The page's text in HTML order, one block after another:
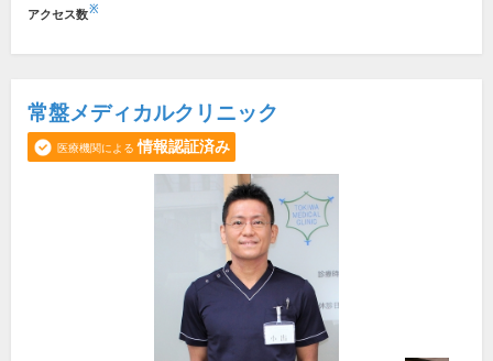
アクセス数※
常盤メディカルクリニック
医療機関による 情報認証済み